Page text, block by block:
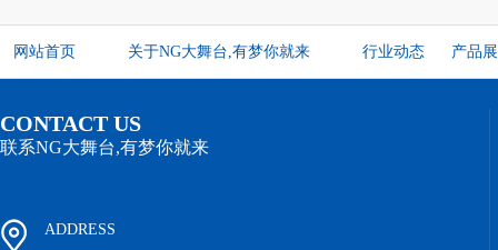
网站首页 关于NG大舞台,有梦你就来 行业动态 产品
CONTACT US
联系NG大舞台,有梦你就来
ADDRESS